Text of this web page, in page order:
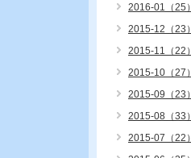
2016-01（25）
2015-12（23）
2015-11（22）
2015-10（27）
2015-09（23）
2015-08（33）
2015-07（22）